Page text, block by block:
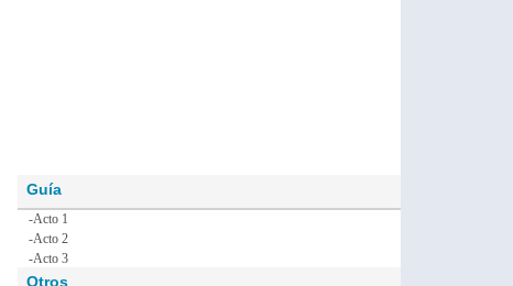
Guía
-Acto 1
-Acto 2
-Acto 3
Otros